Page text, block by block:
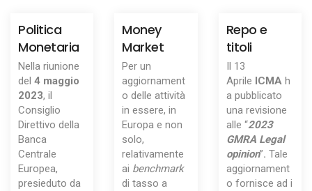
Politica
Monetaria
Nella riunione
del 4 maggio
2023, il
Consiglio
Direttivo della
Banca
Centrale
Europea,
presieduto da
Money
Market
Per un
aggiornament
o delle attività
in essere, in
Europa e non
solo,
relativamente
ai benchmark
di tasso a
Repo e
titoli
Il 13
Aprile ICMAh
a pubblicato
una revisione
alle “2023
GMRA Legal
opinion”. Tale
aggiornament
o fornisce ad i